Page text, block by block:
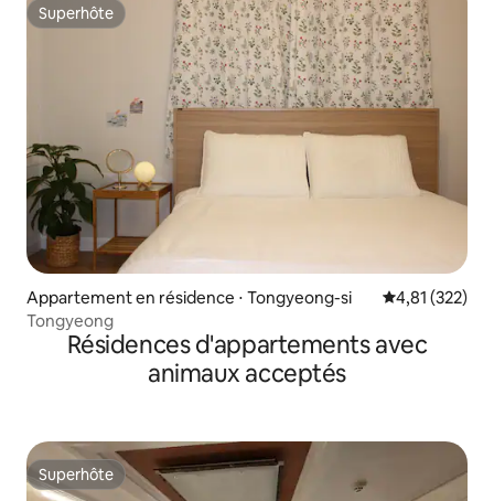
Superhôte
Superhôte
Appartement en résidence ⋅ Tongyeong-si Évaluation
4,81 (322)
Tongyeong
Résidences d'appartements avec
animaux acceptés
Superhôte
Superhôte